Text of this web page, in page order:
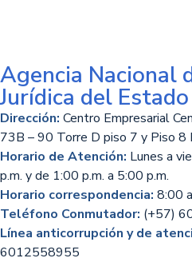
Agencia Nacional
Jurídica del Estado
Dirección: Centro Empresarial
73B – 90 Torre D piso 7 y Piso 8
Horario de Atención: Lunes a
p.m. y de 1:00 p.m. a 5:00 p.m.
Horario correspondencia: 8:00
Teléfono Conmutador: (+57)
Línea anticorrupción y de
6012558955